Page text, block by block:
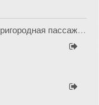
пассажирская компания"